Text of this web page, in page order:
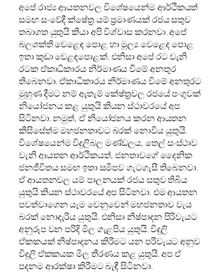
අපේ රාජ්‍ය ආයතනවල විශේෂයෙන්ම ආර්ථිකයත්
සමඟ සංවේදී ක්ෂේත්‍ර යම් ප්‍රමාණයක් රජය සතුව
තබාගත යුතුයි කියා අපි විශ්වාස කරනවා. අපේ
බලශක්ති වෙළෙඳ පොළ හා මූල්‍ය වෙළෙද පොළ
ඉතා කුඩා වෙළඳපොළක්. එනිසා අපේ රට වැනි
රටක ඒකාධිකාරය නිර්මාණය වීමේ අනතුර
තිබෙනවා. ඒකාධිකාරය නිර්මාණය විමේ අනතුරට
මුහුණ දීමට නම් ඇතැම් කේෂ්ත්‍රවල රජයේ පංගුවක්
නියෝජනය කළ යුතුයි කියන ස්ථාවරයේ අප
සිටිනවා. නමුත්, ඒ නියෝජනය කරන ආයතන
කිසිසේත්ම මහජනතාවට බරක් නොවිය යුතුයි.
විශේෂයෙන්ම විදුලිබල මණ්ඩලය, තෙල් සංස්ථාව
වැනි ආයතන ආර්ථිකයත්, ජනතාවගේ දෛනික
ජනජීවිතය සමඟ ඉතා සමීපව ගැටගැසී තිබෙනවා.
ඒ ආයතනවල යම් පාලනයක් රජය සතුව තිබිය
යුතුයි කියන ස්ථාවරයේ අප සිටිනවා. එම ආයතන
පවත්වාගෙන යෑම වෙනුවෙන් මහජනතාව වැය
බරක් නොදැරිය යුතුයි. එනිසා නිෂ්පාදන පිරිවැයට
අනුරූප වන පරිදි මිල ගැළපිය යුතුයි. විදුලි
ඒකකයක් නිෂ්පාදනය කිරීමට යන පරිවැයට අනුව
විදුලි ඒකකයක මිල තීරණය කළ යුතුයි. අප ඒ
පදනම ආරක්ෂා කිරීමට බැඳී සිටිනවා.